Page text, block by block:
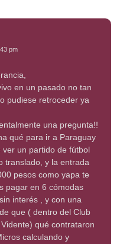
pm
en un pasado no tan
pudiese retroceder ya
una pregunta!!
qué para ir a Paraguay
un partido de fútbol
translado, y la entrada
pesos como yapa te
pagar en 6 cómodas
interés , y con una
que ( dentro del Club
qué contrataron
calculando y